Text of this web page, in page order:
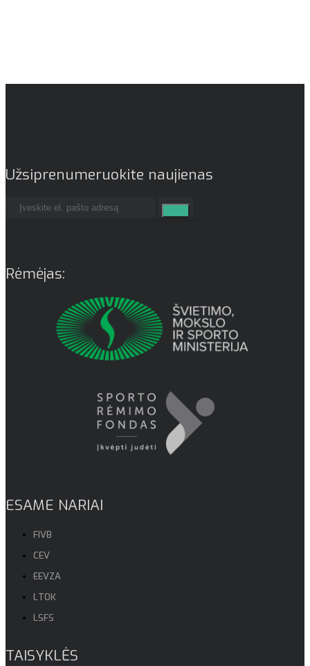
Užsiprenumeruokite naujienas
Rėmėjas:
ESAME NARIAI
FIVB
CEV
EEVZA
LTOK
LSFS
TAISYKLĖS